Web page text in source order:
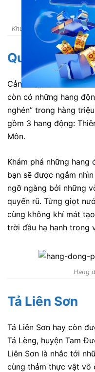
Khung cảnh Lai Châu
Quần thể
Cảnh đẹp Lai châu
còn có những hang
nghén” trong hàng
gồm 3 hang động:
Môn.
Khám phá những hang
bạn sẽ được ngắm
ngỡ ngàng bởi những
quyến rũ. Từng giọt
cùng không khí mát
trời đầu hạ hanh trong
Hang
Tả Liên Sơn
Tả Liên Sơn hay còn
Tả Lèng, huyện Tam
Liên Sơn là nhắc tới
cùng thảm thực vật vô